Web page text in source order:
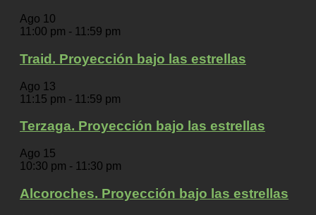
Ago 10
11:00 pm - 11:59 pm
Traid. Proyección bajo las estrellas
Ago 13
11:15 pm - 11:59 pm
Terzaga. Proyección bajo las estrellas
Ago 15
10:30 pm - 11:30 pm
Alcoroches. Proyección bajo las estrellas